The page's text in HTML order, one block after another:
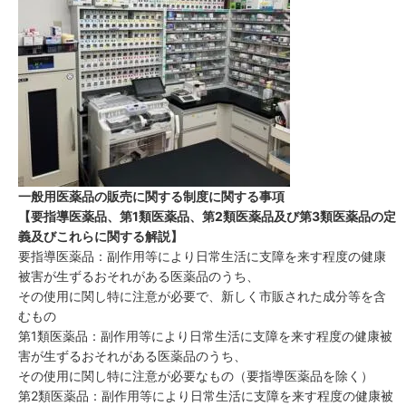
一般用医薬品の販売に関する制度に関する事項
【要指導医薬品、第1類医薬品、第2類医薬品及び第3類医薬品の定
義及びこれらに関する解説】
要指導医薬品：副作用等により日常生活に支障を来す程度の健康
被害が生ずるおそれがある医薬品のうち、
その使用に関し特に注意が必要で、新しく市販された成分等を含
むもの
第1類医薬品：副作用等により日常生活に支障を来す程度の健康被
害が生ずるおそれがある医薬品のうち、
その使用に関し特に注意が必要なもの（要指導医薬品を除く）
第2類医薬品：副作用等により日常生活に支障を来す程度の健康被